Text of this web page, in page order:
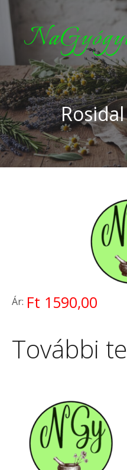
Ár: Ft 1590,00
További